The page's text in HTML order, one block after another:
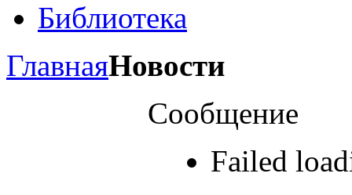
Библиотека
ГлавнаяНовости
Сообщение
Failed